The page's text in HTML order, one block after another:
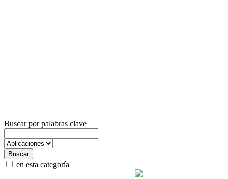
Buscar por palabras clave
en esta categoría